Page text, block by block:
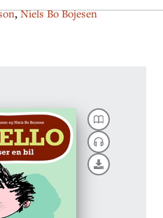
,Niels Bo Bojesen